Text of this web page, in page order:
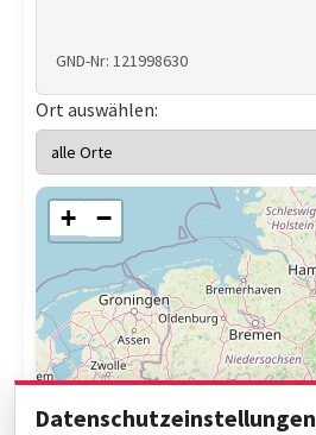
GND-Nr: 121998630
Ort auswählen:
+ −
Datenschutzeinstellungen